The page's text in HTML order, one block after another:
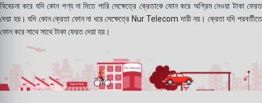
বিবেচনা করে যদি কোন পণ্য না দিতে পারি সেক্ষেত্রে ক্রেতাকে ফোন করে অগ্রিম নেওয়া টাকা ফেরত
দেয়া হয়। যদি কোন ক্রেতা ফোন না ধরে সেক্ষেত্রে Nur Telecom দায়ী নয়। ক্রেতা যদি পরবর্তীতে
ফোন করে সাথে সাথে টাকা ফেরত দেয়া হয়।